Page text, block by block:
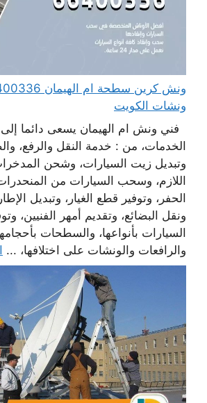
ونشات الكويت
فني ونش ام الهيمان يسعى دائما
الخدمات، من : خدمة النقل والرفع،
وتبديل زيت السيارات، وشحن
اللازم، وسحب السيارات من
الحفر، وتوفير قطع الغيار، وتبديل
ونقل البضائع، وتقديم أمهر الفنيين،
السيارات بأنواعها، والسطحات
والرافعات والونشات على اختلافها، ...